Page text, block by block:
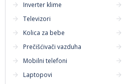
Inverter klime
Televizori
Kolica za bebe
Prečišćivači vazduha
Mobilni telefoni
Laptopovi